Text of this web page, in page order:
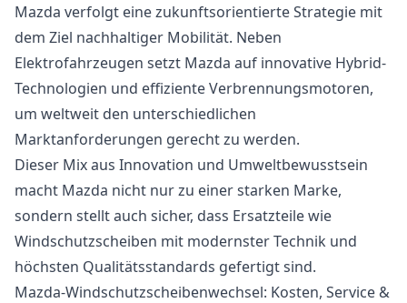
Mazda verfolgt eine zukunftsorientierte Strategie mit
dem Ziel nachhaltiger Mobilität. Neben
Elektrofahrzeugen setzt Mazda auf innovative Hybrid-
Technologien und effiziente Verbrennungsmotoren,
um weltweit den unterschiedlichen
Marktanforderungen gerecht zu werden.
Dieser Mix aus Innovation und Umweltbewusstsein
macht Mazda nicht nur zu einer starken Marke,
sondern stellt auch sicher, dass Ersatzteile wie
Windschutzscheiben mit modernster Technik und
höchsten Qualitätsstandards gefertigt sind.
Mazda-Windschutzscheibenwechsel: Kosten, Service &